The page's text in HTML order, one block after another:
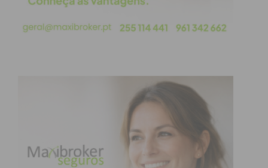
que todas as pessoas envolvidas no movimento
Referiu ainda que ficou “triste” com esta tomada de
posição da Assembleia de Freguesia de Penafiel, na
medida em que contava com a aprovação da
proposta, depois de ter tido por parte de Carlos
Leão, o presidente da Junta de Freguesia e de